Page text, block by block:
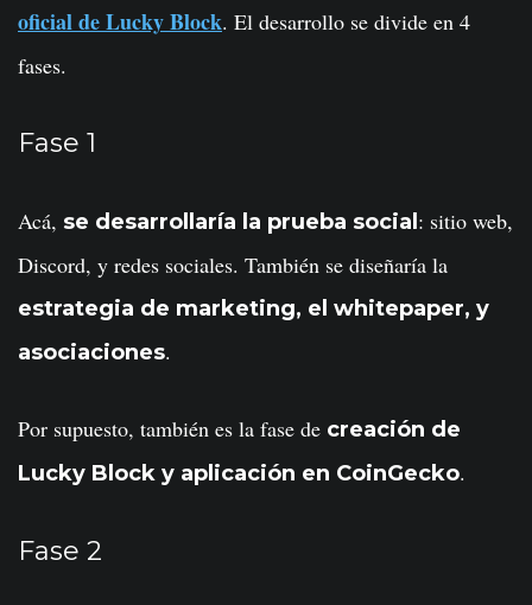
oficial de Lucky Block. El desarrollo se divide en 4
fases.
Fase 1
Acá, se desarrollaría la prueba social : sitio web,
Discord, y redes sociales. También se diseñaría la
estrategia de marketing, el whitepaper, y
asociaciones.
Por supuesto, también es la fase de creación de
Lucky Block y aplicación en CoinGecko.
Fase 2